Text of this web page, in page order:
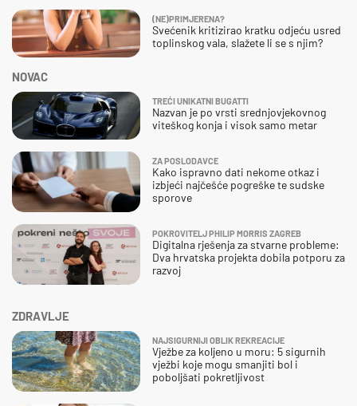
ZDRAVLJE
NAJSIGURNIJI OBLIK REKREACIJE
Vježbe za koljeno u moru: 5 sigurnih
vježbi koje mogu smanjiti bol i
poboljšati pokretljivost
NOVAC
TREĆI UNIKATNI BUGATTI
Nazvan je po vrsti srednjovjekovnog
viteškog konja i visok samo metar
ZA POSLODAVCE
Kako ispravno dati nekome otkaz i
izbjeći najčešće pogreške te sudske
sporove
POKROVITELJ PHILIP MORRIS ZAGREB
Digitalna rješenja za stvarne probleme:
Dva hrvatska projekta dobila potporu za
razvoj
(NE)PRIMJERENA?
Svećenik kritizirao kratku odjeću usred
toplinskog vala, slažete li se s njim?